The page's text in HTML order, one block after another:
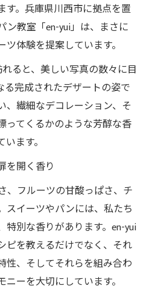
す。兵庫県川西市に拠点を置
ン教室「en-yui」は、まさに
体験を提案しています。
ると、美しい写真の数々に目
る完成されたデザートの姿で
、繊細なデコレーション、そ
ってくるかのような芳醇な香
ます。
を開く香り
、フルーツの甘酸っぱさ、チ
スイーツやパンには、私たち
特別な香りがあります。en-yui
ピを教えるだけでなく、それ
性、そしてそれらを組み合わ
ーを大切にしています。